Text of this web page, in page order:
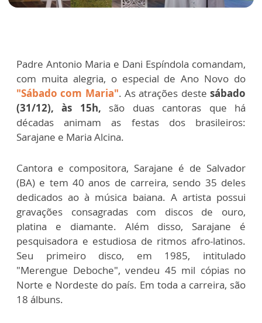
Padre Antonio Maria e Dani Espíndola comandam,
com muita alegria, o especial de Ano Novo do
"Sábado com Maria". As atrações destesábado
(31/12), às 15h, são duas cantoras que há
décadas animam as festas dos brasileiros:
Sarajane e Maria Alcina.
Cantora e compositora, Sarajane é de Salvador
(BA) e tem 40 anos de carreira, sendo 35 deles
dedicados ao à música baiana. A artista possui
gravações consagradas com discos de ouro,
platina e diamante. Além disso, Sarajane é
pesquisadora e estudiosa de ritmos afro-latinos.
Seu primeiro disco, em 1985, intitulado
"Merengue Deboche", vendeu 45 mil cópias no
Norte e Nordeste do país. Em toda a carreira, são
18 álbuns.